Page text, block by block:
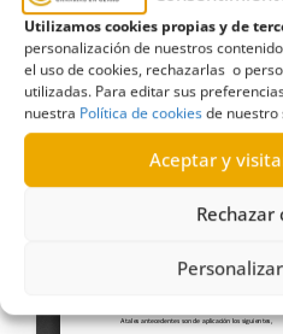
Utilizamos cookies propias y de
personalización de nuestros
el uso de cookies, rechazarlas o
utilizadas. Para editar sus
nuestra Política de cookiesde nuestro
Aceptar y
Rechazar